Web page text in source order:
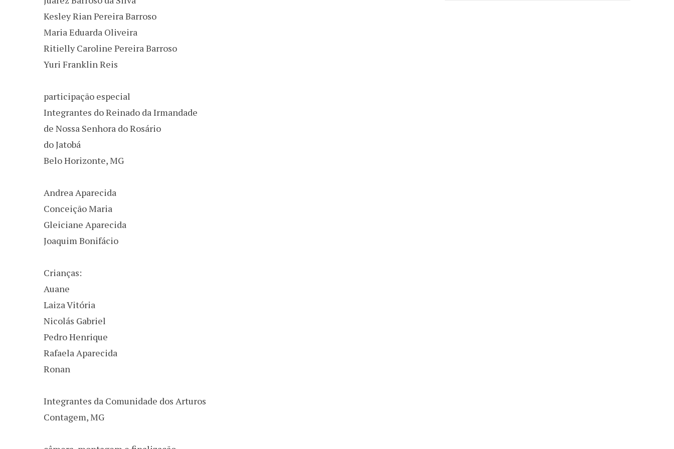
Kesley Rian Pereira Barroso
Maria Eduarda Oliveira
Ritielly Caroline Pereira Barroso
Yuri Franklin Reis
participação especial
Integrantes do Reinado da Irmandade
de Nossa Senhora do Rosário
do Jatobá
Belo Horizonte, MG
Andrea Aparecida
Conceição Maria
Gleiciane Aparecida
Joaquim Bonifácio
Crianças:
Auane
Laiza Vitória
Nicolás Gabriel
Pedro Henrique
Rafaela Aparecida
Ronan
Integrantes da Comunidade dos Arturos
Contagem, MG